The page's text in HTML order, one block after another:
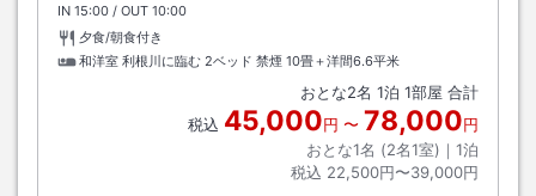
IN チェックイン
15:00 / OUT チェックアウト
10:00
夕食/朝食付き
和洋室 利根川に臨む 2ベッド 禁煙 10畳＋洋間6.6平米
おとな2名 1泊 1部屋 合計
税込 45,000円 〜 78,000円
おとな1名 (2名1室)｜ 1泊
税込 22,500円〜39,000円